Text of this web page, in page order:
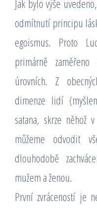
Jak bylo výše
odmítnutí principu
egoismus. Proto
primárně
úrovních. Z
dimenze lidí
satana, skrze něhož
můžeme odvodit
dlouhodobě
mužem a ženou.
První zvráceností je